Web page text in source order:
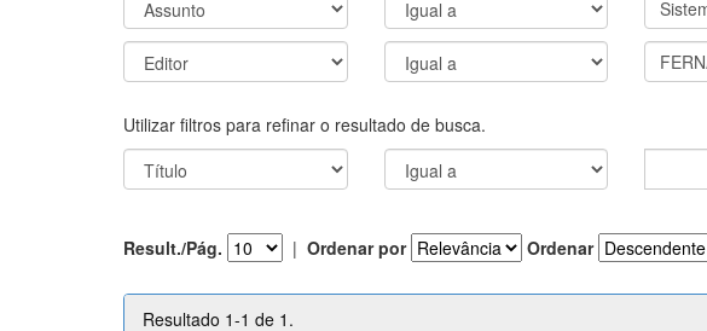
Utilizar filtros para refinar o resultado de busca.
Result./Pág. | Ordenar por Ordenar
Resultado 1-1 de 1.